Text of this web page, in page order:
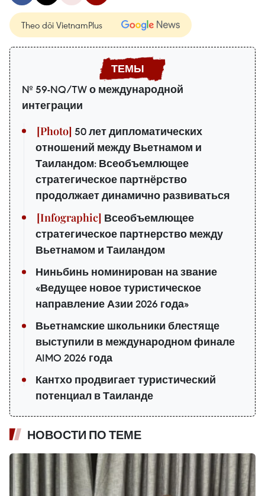
Theo dõi VietnamPlus
№ 59-NQ/TW о международной
интеграции
50 лет дипломатических
отношений между Вьетнамом и
Таиландом: Всеобъемлющее
стратегическое партнёрство
продолжает динамично развиваться
Всеобъемлющее
стратегическое партнерство между
Вьетнамом и Таиландом
Ниньбинь номинирован на звание
«Ведущее новое туристическое
направление Азии 2026 года»
Вьетнамские школьники блестяще
выступили в международном финале
AIMO 2026 года
Кантхо продвигает туристический
потенциал в Таиланде
НОВОСТИ ПО ТЕМЕ